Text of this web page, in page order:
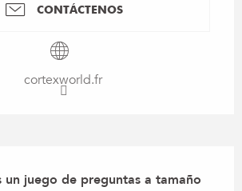
CONTÁCTENOS
cortexworld.fr
un juego de preguntas a tamaño